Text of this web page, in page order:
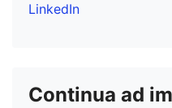
LinkedIn
Continua ad